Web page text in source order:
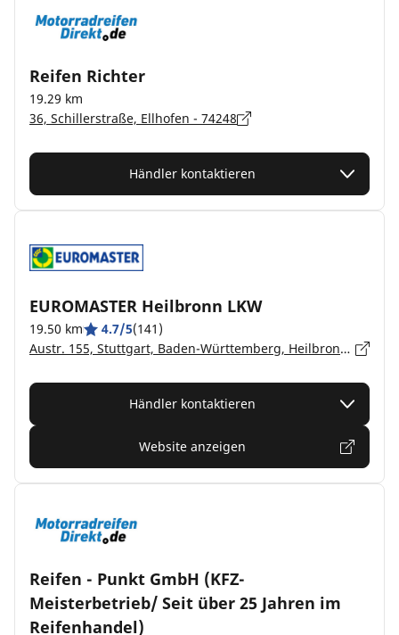
Reifen Richter
19.29 km
36, Schillerstraße, Ellhofen - 74248
Händler kontaktieren
EUROMASTER Heilbronn LKW
19.50 km 4.7/5(141)
Austr. 155, Stuttgart, Baden-Württemberg, Heilbronn - 74076
Händler kontaktieren
Website anzeigen
Reifen - Punkt GmbH (KFZ-
Meisterbetrieb/ Seit über 25 Jahren im
Reifenhandel)